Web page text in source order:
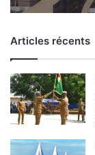
Articles récents